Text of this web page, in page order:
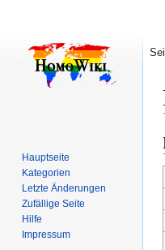
Hauptseite
Kategorien
Letzte Änderungen
Zufällige Seite
Hilfe
Impressum